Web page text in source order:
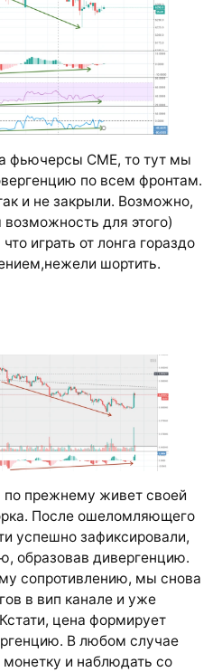
фьючерсы СМЕ, то тут мы
по всем фронтам.
и не закрыли. Возможно,
для этого)
играть от лонга гораздо
шортить.
прежнему живет своей
После ошеломляющего
успешно зафиксировали,
образовав дивергенцию.
сопротивлению, мы снова
в вип канале и уже
цена формирует
В любом случае
и наблюдать со